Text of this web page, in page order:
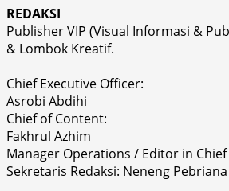
REDAKSI
Publisher VIP (Visual Informasi &
& Lombok Kreatif.
Chief Executive Officer:
Asrobi Abdihi
Chief of Content:
Fakhrul Azhim
Manager Operations / Editor in
Sekretaris Redaksi: Neneng Pebriana